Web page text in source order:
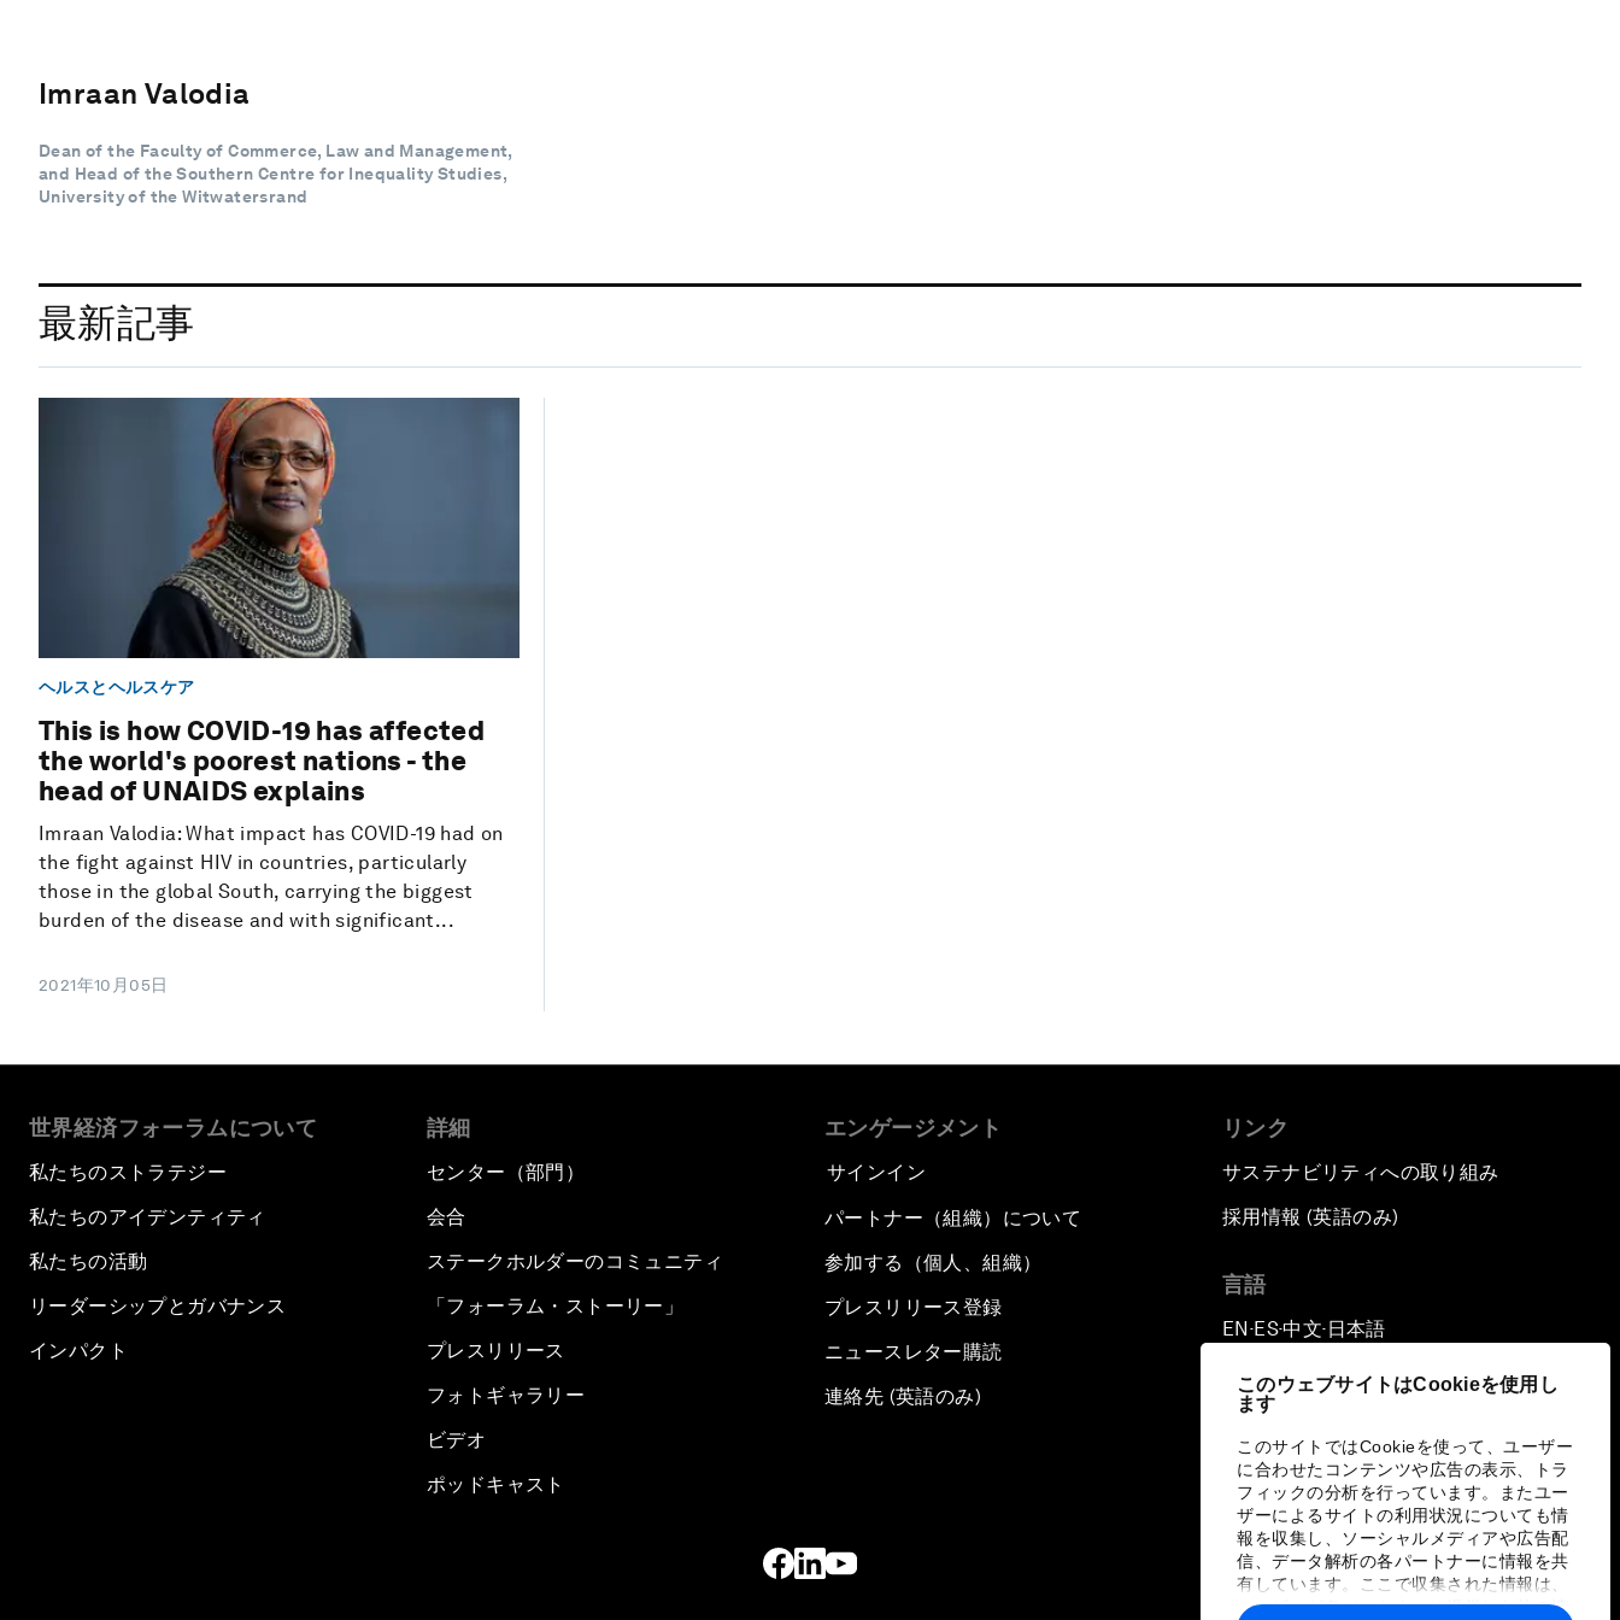
このウェブサイトはCookieを使用し
ます
このサイトではCookieを使って、ユーザー
に合わせたコンテンツや広告の表示、トラ
フィックの分析を行っています。またユー
ザーによるサイトの利用状況についても情
報を収集し、ソーシャルメディアや広告配
信、データ解析の各パートナーに情報を共
有しています。ここで収集された情報は、
ユーザーが各パートナーに提供した他の情
Imraan Valodia
Dean of the Faculty of Commerce, Law and Management,
and Head of the Southern Centre for Inequality Studies,
University of the Witwatersrand
最新記事
ヘルスとヘルスケア
This is how COVID-19 has affected
the world's poorest nations - the
head of UNAIDS explains
Imraan Valodia: What impact has COVID-19 had on
the fight against HIV in countries, particularly
those in the global South, carrying the biggest
burden of the disease and with significant...
2021年10月05日
世界経済フォーラムについて
私たちのストラテジー
私たちのアイデンティティ
私たちの活動
リーダーシップとガバナンス
インパクト
詳細
センター（部門）
会合
ステークホルダーのコミュニティ
「フォーラム・ストーリー」
プレスリリース
フォトギャラリー
ビデオ
ポッドキャスト
エンゲージメント
サインイン
パートナー（組織）について
参加する（個人、組織）
プレスリリース登録
ニュースレター購読
連絡先 (英語のみ)
リンク
サステナビリティへの取り組み
採用情報 (英語のみ)
言語
EN ▪ ES▪中文▪ 日本語